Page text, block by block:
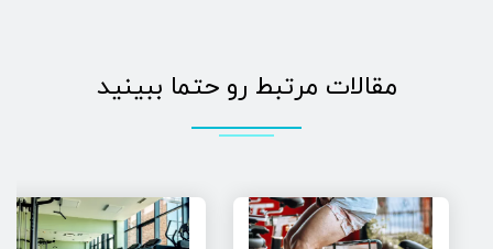
مقالات مرتبط رو حتما ببینید